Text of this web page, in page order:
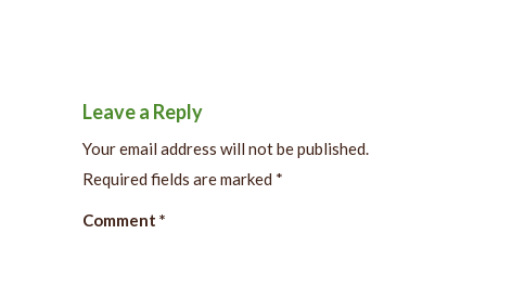
Leave a Reply
Your email address will not be published.
Required fields are marked *
Comment *